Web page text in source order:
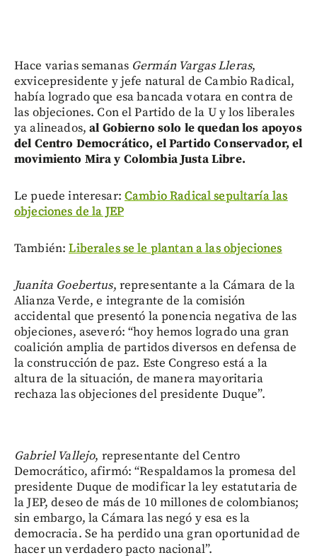
Hace varias semanas Germán Vargas Lleras,
exvicepresidente y jefe natural de Cambio Radical,
había logrado que esa bancada votara en contra de
las objeciones. Con el Partido de la U y los liberales
ya alineados,al Gobierno solo le quedan los apoyos
del Centro Democrático, el Partido Conservador, el
movimiento Mira y Colombia Justa Libre.
Le puede interesar: Cambio Radical sepultaría las
objeciones de la JEP
También:Liberales se le plantan a las objeciones
Juanita Goebertus, representante a la Cámara de la
Alianza Verde, e integrante de la comisión
accidental que presentó la ponencia negativa de las
objeciones, aseveró: “hoy hemos logrado una gran
coalición amplia de partidos diversos en defensa de
la construcción de paz. Este Congreso está a la
altura de la situación, de manera mayoritaria
rechaza las objeciones del presidente Duque”.
Gabriel Vallejo, representante del Centro
Democrático, afirmó: “Respaldamos la promesa del
presidente Duque de modificar la ley estatutaria de
la JEP, deseo de más de 10 millones de colombianos;
sin embargo, la Cámara las negó y esa es la
democracia. Se ha perdido una gran oportunidad de
hacer un verdadero pacto nacional”.